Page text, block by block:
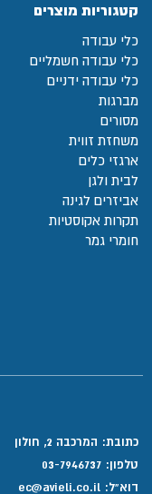
קטגוריות מוצרים
כלי עבודה
כלי עבודה חשמליים
כלי עבודה ידניים
מברגות
מסורים
משחזת זווית
ארגזי כלים
לבית ולגן
אביזרים לגינה
תקרות אקוסטיות
חומרי גמר
כתובת: המרכבה 2, חולון
טלפון: 03-7946737
דוא”ל: